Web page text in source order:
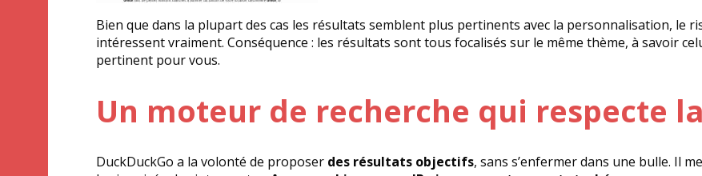
Bien que dans la plupart des cas les résultats semblent plus pertinents avec la personnalisation, le
intéressent vraiment. Conséquence : les résultats sont tous focalisés sur le même thème, à savoir
pertinent pour vous.
Un moteur de recherche qui respecte
DuckDuckGo a la volonté de proposer des résultats objectifs, sans s’enfermer dans une bulle. Il